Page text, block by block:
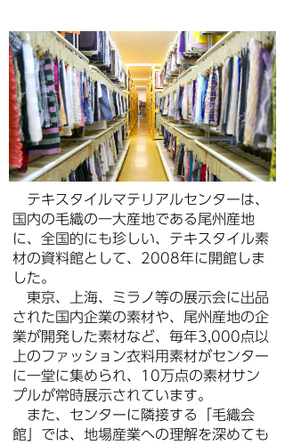
テキスタイルマテリアルセンターは、
国内の毛織の一大産地である尾州産地
に、全国的にも珍しい、テキスタイル素
材の資料館として、2008年に開館しま
した。
東京、上海、ミラノ等の展示会に出品
された国内企業の素材や、尾州産地の企
業が開発した素材など、毎年3,000点以
上のファッション衣料用素材がセンター
に一堂に集められ、10万点の素材サン
プルが常時展示されています。
また、センターに隣接する「毛織会
館」では、地場産業への理解を深めても